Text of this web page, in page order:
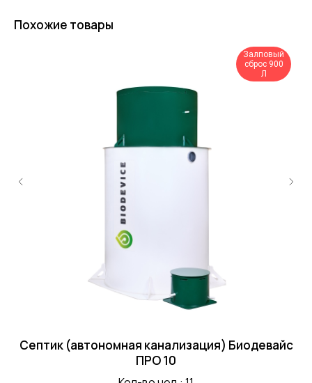
Похожие товары
Залповый
сброс 900
Л
Септик (автономная канализация) Биодевайс
ПРО 10